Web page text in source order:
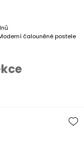
čalouněné postele